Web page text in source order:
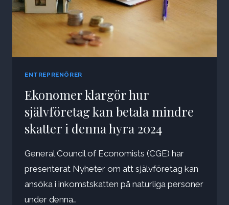
ENTREPRENÖRER
Ekonomer klargör hur
självföretag kan betala mindre
skatter i denna hyra 2024
General Council of Economists (CGE) har
presenterat Nyheter om att självföretag kan
ansöka i inkomstskatten på naturliga personer
under denna…